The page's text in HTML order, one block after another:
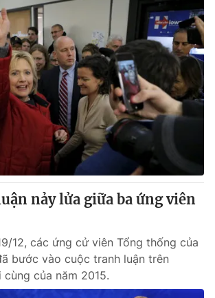
nảy lửa giữa ba ứng viên
12, các ứng cử viên Tổng thống của
bước vào cuộc tranh luận trên
của năm 2015.